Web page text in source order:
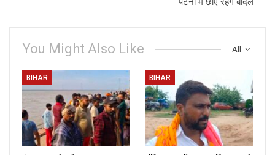
All
You Might Also Like
BIHAR BIHAR